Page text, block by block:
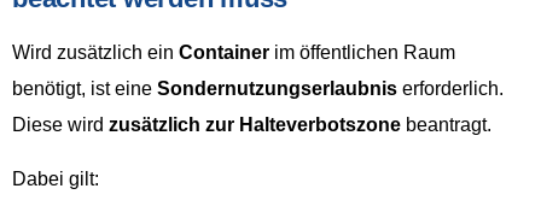
Wird zusätzlich ein Container im öffentlichen Raum
benötigt, ist eine Sondernutzungserlaubnis erforderlich.
Diese wird zusätzlich zur Halteverbotszone beantragt.
Dabei gilt: